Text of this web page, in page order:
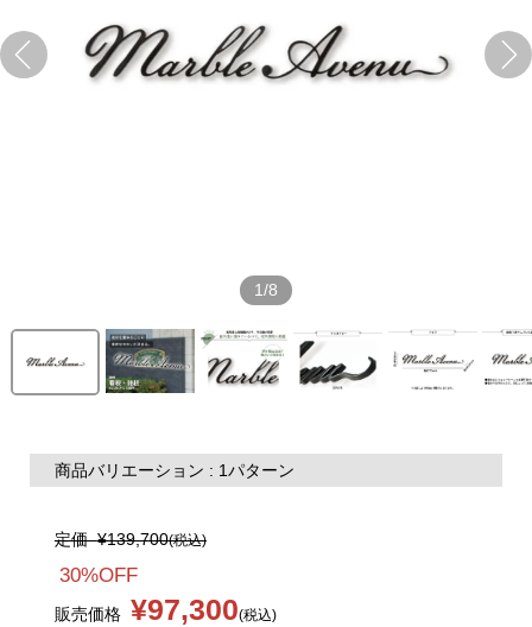
1/8
商品バリエーション : 1パターン
定価¥139,700(税込)
30%OFF
販売価格 ¥97,300(税込)